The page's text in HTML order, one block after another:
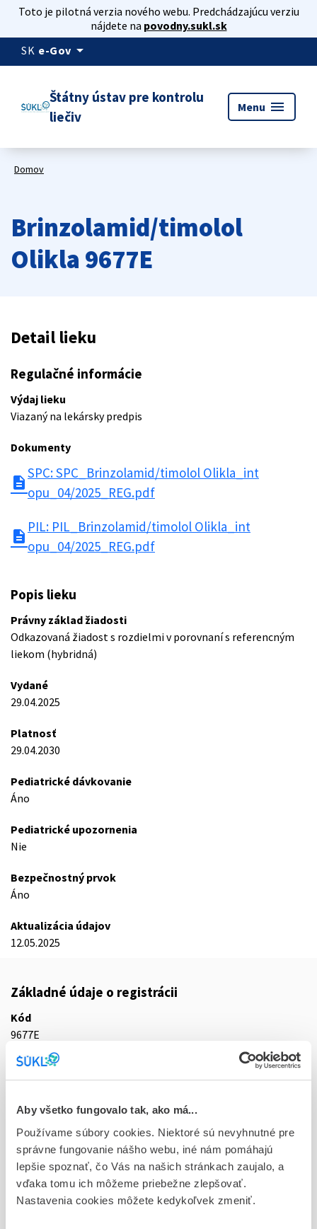
Aby všetko fungovalo tak, ako má...
Používame súbory cookies. Niektoré sú nevyhnutné pre
správne fungovanie nášho webu, iné nám pomáhajú
lepšie spoznať, čo Vás na našich stránkach zaujalo, a
vďaka tomu ich môžeme priebežne zlepšovať.
Nastavenia cookies môžete kedykoľvek zmeniť.
Toto je pilotná verzia nového webu. Predchádzajúcu verziu
nájdete na povodny.sukl.sk
SK e-Gov arrow_drop_down
Štátny ústav pre kontrolu
liečiv
Menu menu
Domov
Brinzolamid/timolol
Olikla 9677E
Detail lieku
Regulačné informácie
Výdaj lieku
Viazaný na lekársky predpis
Dokumenty
description
SPC: SPC_Brinzolamid/timolol Olikla_int
opu_04/2025_REG.pdf
description
PIL: PIL_Brinzolamid/timolol Olikla_int
opu_04/2025_REG.pdf
Popis lieku
Právny základ žiadosti
Odkazovaná žiadost s rozdielmi v porovnaní s referencným
liekom (hybridná)
Vydané
29.04.2025
Platnosť
29.04.2030
Pediatrické dávkovanie
Áno
Pediatrické upozornenia
Nie
Bezpečnostný prvok
Áno
Aktualizácia údajov
12.05.2025
Základné údaje o registrácii
Kód
9677E
Registračné číslo
64/0130/25-S
Doplnok
int opu 3x10 mg/ml + 5 mg/ml (fľ. LDPE)
Stav
R - Aktuálna registrácia